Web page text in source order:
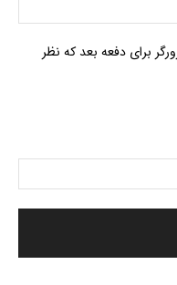
برای دفعه بعد که نظر